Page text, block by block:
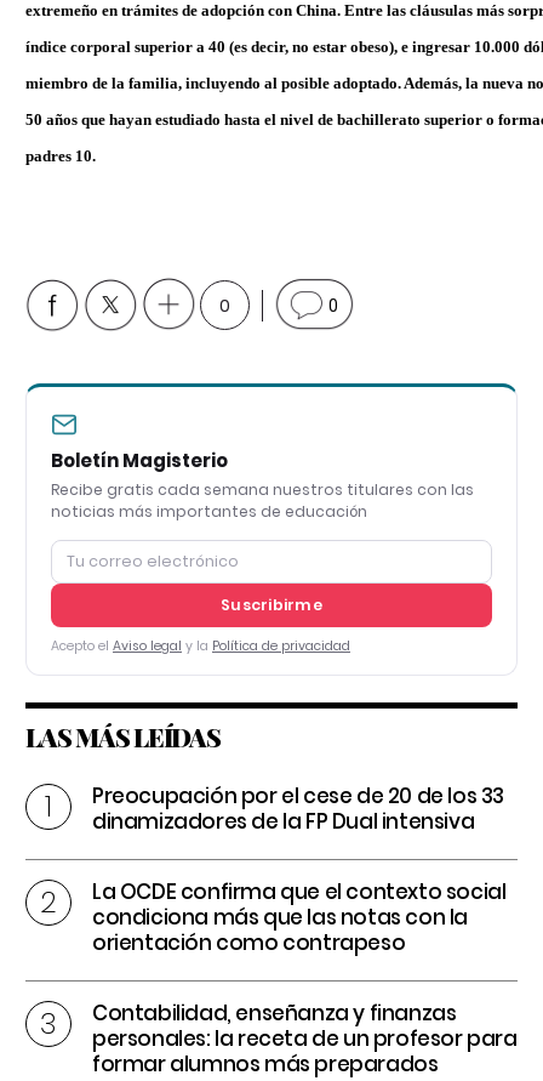
extremeño en trámites de adopción con China. Entre las cláusulas más
índice corporal superior a 40 (es decir, no estar obeso), e ingresar 10.000
miembro de la familia, incluyendo al posible adoptado. Además, la nueva
50 años que hayan estudiado hasta el nivel de bachillerato superior o
padres 10.
0 0
Boletín Magisterio
Recibe gratis cada semana nuestros titulares con las
noticias más importantes de educación
Suscribirme
Acepto el Aviso legal y la Política de privacidad
LAS MÁS LEÍDAS
Preocupación por el cese de 20 de los 33
dinamizadores de la FP Dual intensiva
La OCDE confirma que el contexto social
condiciona más que las notas con la
orientación como contrapeso
Contabilidad, enseñanza y finanzas
personales: la receta de un profesor para
formar alumnos más preparados